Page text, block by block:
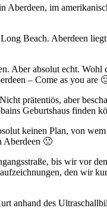
im
Beach. Aberdeen
Aber absolut echt. Wohl
– Come as you are
prätentiös, aber
Geburtshaus finden
keinen Plan, von
Aberdeen 🙂
bis wir vor
den wir
anhand des